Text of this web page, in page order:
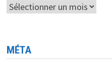
Archives
MÉTA